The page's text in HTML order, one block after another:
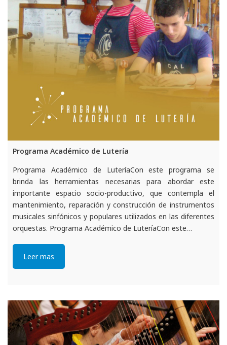
Programa Académico de Lutería
Programa Académico de LuteríaCon este programa se
brinda las herramientas necesarias para abordar este
importante espacio socio-productivo, que contempla el
mantenimiento, reparación y construcción de instrumentos
musicales sinfónicos y populares utilizados en las diferentes
orquestas. Programa Académico de LuteríaCon este…
Leer mas